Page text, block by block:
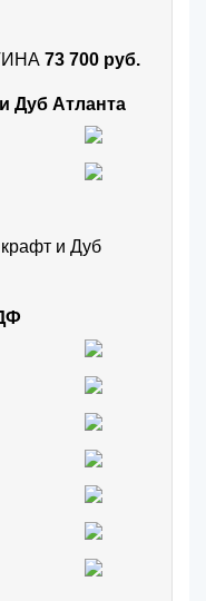
73 700 руб.
Дуб Атланта
и Дуб